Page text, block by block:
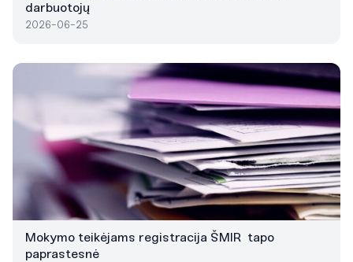
darbuotojų
2026-06-25
Mokymo teikėjams registracija ŠMIR tapo
paprastesnė